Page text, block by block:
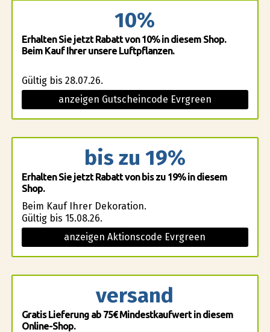
10%
Erhalten Sie jetzt Rabatt von 10% in diesem Shop.
Beim Kauf Ihrer unsere Luftpflanzen.
Gültig bis 28.07.26.
anzeigen Gutscheincode Evrgreen
bis zu 19%
Erhalten Sie jetzt Rabatt von bis zu 19% in diesem
Shop.
Beim Kauf Ihrer Dekoration.
Gültig bis 15.08.26.
anzeigen Aktionscode Evrgreen
versand
Gratis Lieferung ab 75€ Mindestkaufwert in diesem
Online-Shop.